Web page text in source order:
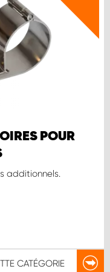
POUR
additionnels.
CATÉGORIE